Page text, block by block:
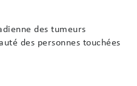
des tumeurs
des personnes touchées